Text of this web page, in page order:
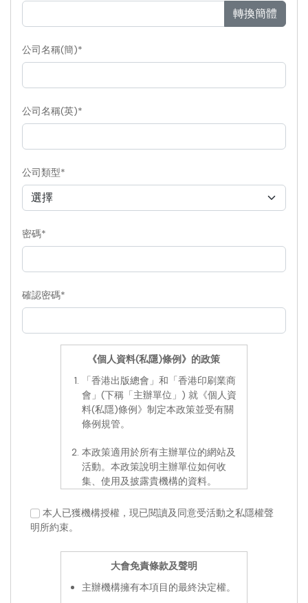
轉換簡體
公司名稱(簡)*
公司名稱(英)*
公司類型*
密碼*
確認密碼*
《個人資料(私隱)條例》的政策
「香港出版總會」和「香港印刷業商
會」(下稱「主辦單位」) 就《個人資
料(私隱)條例》制定本政策並受有關
條例規管。
本政策適用於所有主辦單位的網站及
活動。本政策說明主辦單位如何收
集、使用及披露貴機構的資料。
當貴機構及機構代表瀏覽主辦單位網
貴機構及機構代表提供某些資料，目
的如下：
以確認活動參加機構的身份及展
本人已獲機構授權，現已閱讀及同意受活動之私隱權聲
明所約束。
大會免責條款及聲明
主辦機構擁有本項目的最終決定權。